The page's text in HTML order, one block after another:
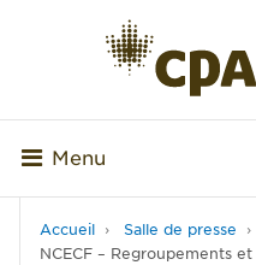
Menu
Accueil Salle de presse
NCECF – Regroupements